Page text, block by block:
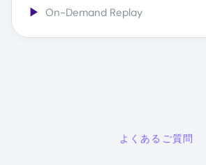
▶ On-Demand Replay
よくあるご質問